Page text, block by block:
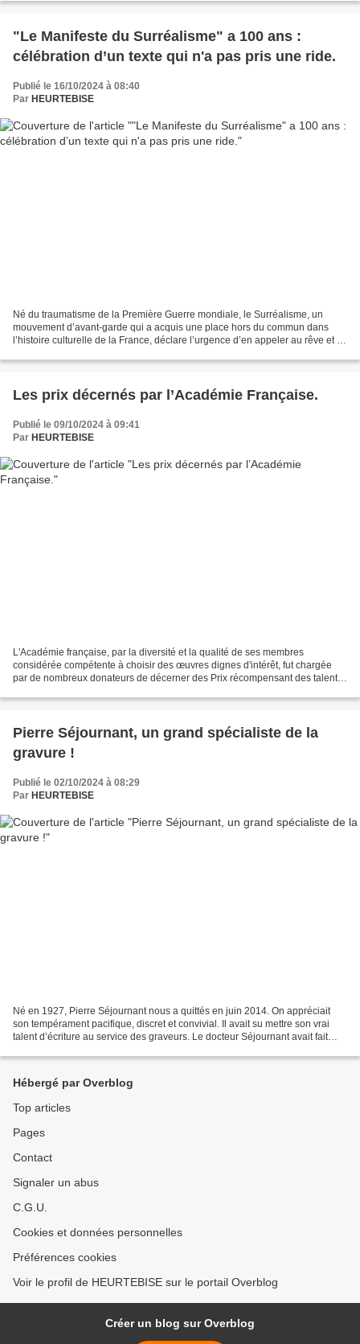
"Le Manifeste du Surréalisme" a 100 ans :
célébration d’un texte qui n'a pas pris une ride.
Publié le 16/10/2024 à 08:40
Par HEURTEBISE
Né du traumatisme de la Première Guerre mondiale, le Surréalisme, un
mouvement d’avant-garde qui a acquis une place hors du commun dans
l’histoire culturelle de la France, déclare l’urgence d’en appeler au rêve et à
Les prix décernés par l’Académie Française.
Publié le 09/10/2024 à 09:41
Par HEURTEBISE
L'Académie française, par la diversité et la qualité de ses membres
considérée compétente à choisir des œuvres dignes d'intérêt, fut chargée
par de nombreux donateurs de décerner des Prix récompensant des talents
Pierre Séjournant, un grand spécialiste de la
gravure !
Publié le 02/10/2024 à 08:29
Par HEURTEBISE
Né en 1927, Pierre Séjournant nous a quittés en juin 2014. On appréciait
son tempérament pacifique, discret et convivial. Il avait su mettre son vrai
talent d’écriture au service des graveurs. Le docteur Séjournant avait fait
Hébergé par Overblog
Top articles
Pages
Contact
Signaler un abus
C.G.U.
Cookies et données personnelles
Préférences cookies
Voir le profil de HEURTEBISE sur le portail Overblog
Créer un blog sur Overblog